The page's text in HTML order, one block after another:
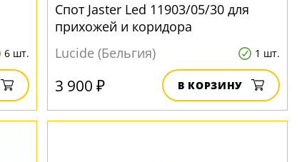
6 шт.
Спот Jaster Led 11903/05/30 для
прихожей и коридора
Lucide (Бельгия)
1 шт.
3 900 ₽ В КОРЗИНУ